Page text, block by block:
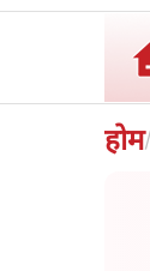
होम/
में गैर बीजेपी
की बड़ी